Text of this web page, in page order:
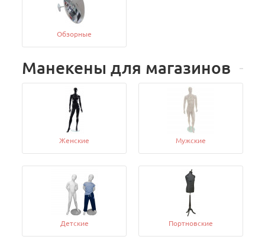
Обзорные
Манекены для магазинов
Женские Мужские
Детские Портновские